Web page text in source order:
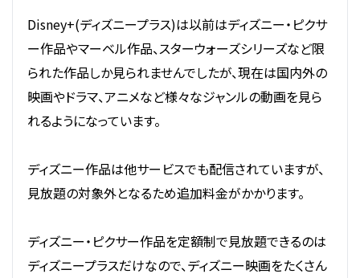
Disney+(ディズニープラス)は以前はディズニー・ピクサ
ー作品やマーベル作品、スターウォーズシリーズなど限
られた作品しか見られませんでしたが、現在は国内外の
映画やドラマ、アニメなど様々なジャンルの動画を見ら
れるようになっています。
ディズニー作品は他サービスでも配信されていますが、
見放題の対象外となるため追加料金がかかります。
ディズニー・ピクサー作品を定額制で見放題できるのは
ディズニープラスだけなので、ディズニー映画をたくさん